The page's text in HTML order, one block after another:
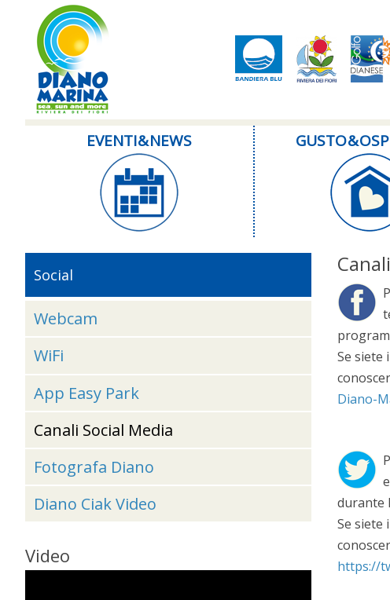
EVENTI & NEWS GUSTO &
Se siete
Diano-
durante
Se siete
https://
Social
Webcam
WiFi
App Easy Park
Canali Social Media
Fotografa Diano
Diano Ciak Video
Video